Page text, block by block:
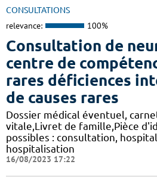
CONSULTATIONS
relevance: 100%
Consultation de
centre de
rares déficiences
de causes rares
Dossier médical éventuel,
vitale,Livret de famille,Pièce
possibles : consultation,
hospitalisation
16/08/2023 17:22